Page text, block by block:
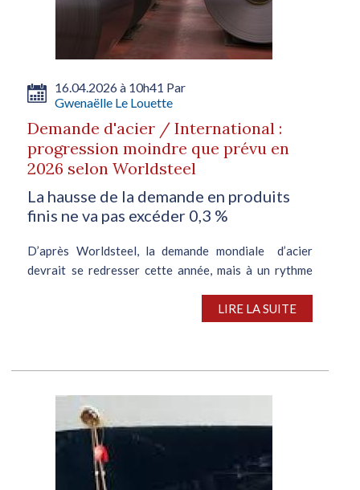
16.04.2026 à 10h41 Par
Gwenaëlle Le Louette
Demande d'acier / International :
progression moindre que prévu en
2026 selon Worldsteel
La hausse de la demande en produits
finis ne va pas excéder 0,3 %
D’après Worldsteel, la demande mondiale d’acier
devrait se redresser cette année, mais à un rythme
de la consommation résultant des hostilités au...
LIRE LA SUITE